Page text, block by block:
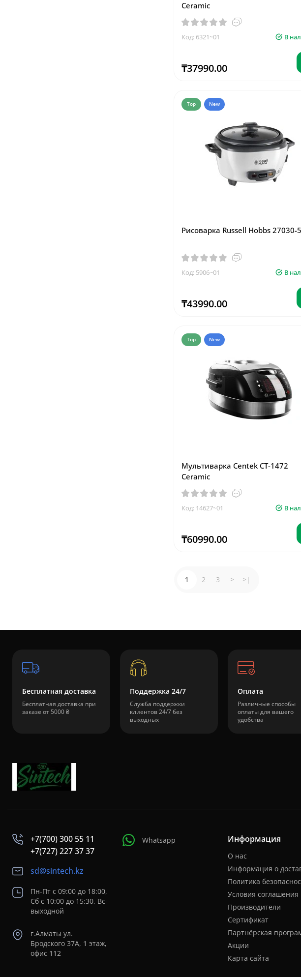
Ceramic
Код: 6321~01 В
₸37990.00
Top New
Рисоварка Russell Hobbs 27030-
Код: 5906~01 В
₸43990.00
Top New
Мультиварка Centek CT-1472
Ceramic
Код: 14627~01 В
₸60990.00
1 2 3 > >|
Бесплатная доставка
Бесплатная доставка при
заказе от 5000 ₴
Поддержка 24/7
Служба поддержки
клиентов 24/7 без
выходных
Оплата
Различные способы
оплаты для вашего
удобства
+7(700) 300 55 11
+7(727) 227 37 37
sd@sintech.kz
Пн-Пт с 09:00 до 18:00,
Сб с 10:00 до 15:30, Вс-
выходной
г.Алматы ул.
Бродского 37A, 1 этаж,
офис 112
Whatsapp Информация
О нас
Информация о
Политика
Условия соглашения
Производители
Сертификат
Партнёрская
Акции
Карта сайта